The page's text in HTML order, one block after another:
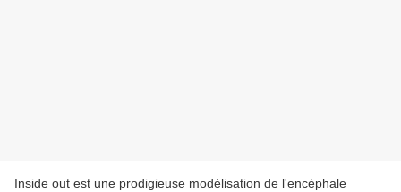
Inside out est une prodigieuse modélisation de l'encéphale